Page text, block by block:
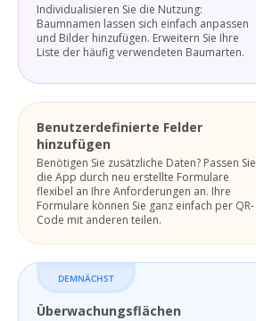
Individualisieren Sie die Nutzung:
Baumnamen lassen sich einfach anpassen
und Bilder hinzufügen. Erweitern Sie Ihre
Liste der häufig verwendeten Baumarten.
Benutzerdefinierte Felder
hinzufügen
Benötigen Sie zusätzliche Daten? Passen Sie
die App durch neu erstellte Formulare
flexibel an Ihre Anforderungen an. Ihre
Formulare können Sie ganz einfach per QR-
Code mit anderen teilen.
Überwachungsflächen
DEMNÄCHST